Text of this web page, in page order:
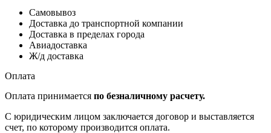
Самовывоз
Доставка до транспортной компании
Доставка в пределах города
Авиадоставка
Ж/д доставка
Оплата
Оплата принимается по безналичному расчету.
С юридическим лицом заключается договор и выставляется
счет, по которому производится оплата.